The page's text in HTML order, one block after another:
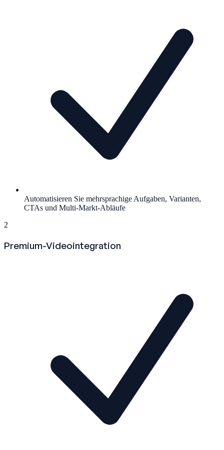
Automatisieren Sie mehrsprachige Aufgaben, Varianten,
CTAs und Multi-Markt-Abläufe
2
Premium-Videointegration